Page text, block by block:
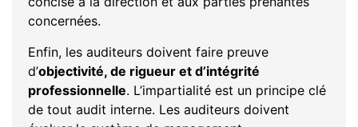
concernées.
Enfin, les auditeurs doivent faire preuve
d’objectivité, de rigueur et d’intégrité
professionnelle. L’impartialité est un principe clé
de tout audit interne. Les auditeurs doivent